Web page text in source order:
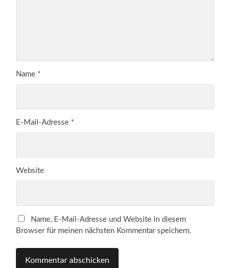
Name *
E-Mail-Adresse *
Website
Name, E-Mail-Adresse und Website in diesem
Browser für meinen nächsten Kommentar speichern.